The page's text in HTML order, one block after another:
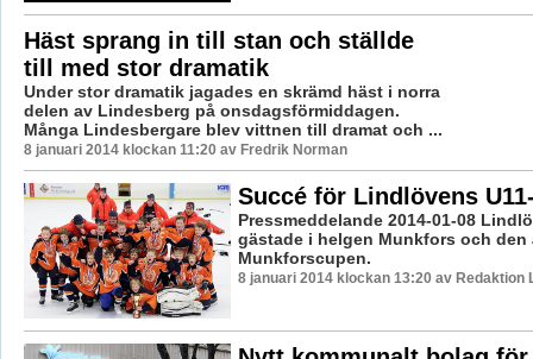
Häst sprang in till stan och ställde
till med stor dramatik
Under stor dramatik jagades en skrämd häst i norra
delen av Lindesberg på onsdagsförmiddagen.
Många Lindesbergare blev vittnen till dramat och ...
8 januari 2014 klockan 11:20 av Fredrik Norman
Succé för Lindlövens
Pressmeddelande 2014-01-08
gästade i helgen Munkfors och den
Munkforscupen.
8 januari 2014 klockan 13:20 av Redaktion